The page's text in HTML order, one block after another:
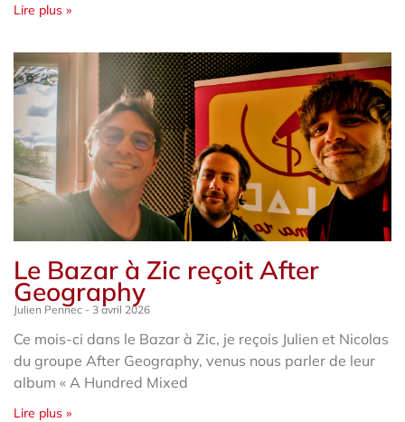
Lire plus »
Le Bazar à Zic reçoit After
Geography
Julien Pennec 3 avril 2026
Ce mois-ci dans le Bazar à Zic, je reçois Julien et Nicolas
du groupe After Geography, venus nous parler de leur
album « A Hundred Mixed
Lire plus »